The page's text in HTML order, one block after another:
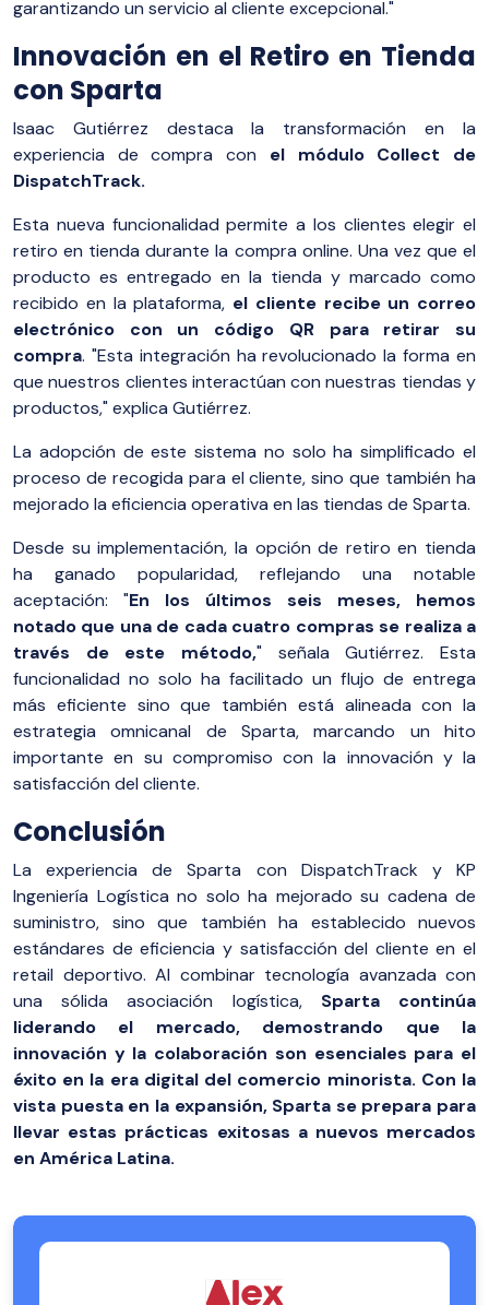
garantizando un servicio al cliente excepcional."
Innovación en el Retiro en Tienda
con Sparta
Isaac Gutiérrez destaca la transformación en la
experiencia de compra con el módulo Collect de
DispatchTrack.
Esta nueva funcionalidad permite a los clientes elegir el
retiro en tienda durante la compra online. Una vez que el
producto es entregado en la tienda y marcado como
recibido en la plataforma, el cliente recibe un correo
electrónico con un código QR para retirar su
compra. "Esta integración ha revolucionado la forma en
que nuestros clientes interactúan con nuestras tiendas y
productos," explica Gutiérrez.
La adopción de este sistema no solo ha simplificado el
proceso de recogida para el cliente, sino que también ha
mejorado la eficiencia operativa en las tiendas de Sparta.
Desde su implementación, la opción de retiro en tienda
ha ganado popularidad, reflejando una notable
aceptación: "En los últimos seis meses, hemos
notado que una de cada cuatro compras se realiza a
través de este método," señala Gutiérrez. Esta
funcionalidad no solo ha facilitado un flujo de entrega
más eficiente sino que también está alineada con la
estrategia omnicanal de Sparta, marcando un hito
importante en su compromiso con la innovación y la
satisfacción del cliente.
Conclusión
La experiencia de Sparta con DispatchTrack y KP
Ingeniería Logística no solo ha mejorado su cadena de
suministro, sino que también ha establecido nuevos
estándares de eficiencia y satisfacción del cliente en el
retail deportivo. Al combinar tecnología avanzada con
una sólida asociación logística,Sparta continúa
liderando el mercado, demostrando que la
innovación y la colaboración son esenciales para el
éxito en la era digital del comercio minorista. Con la
vista puesta en la expansión, Sparta se prepara para
llevar estas prácticas exitosas a nuevos mercados
en América Latina.